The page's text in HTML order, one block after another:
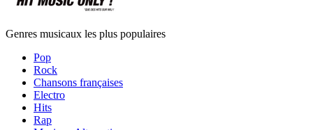
Genres musicaux les plus populaires
Pop
Rock
Chansons françaises
Electro
Hits
Rap